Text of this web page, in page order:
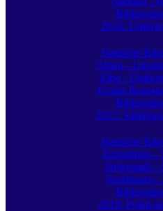
2016:
Startseite
Alpen -
Elba -
Emilia
2017:
Startseite
Erzgebirge -
Steiermark -
Norditalien -
2018: Polen